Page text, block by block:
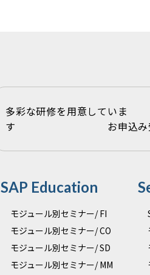
多彩な研修を用意していま
す お申込み受
SAP Education
モジュール別セミナー/ FI
モジュール別セミナー/ CO
モジュール別セミナー/ SD
モジュール別セミナー/ MM